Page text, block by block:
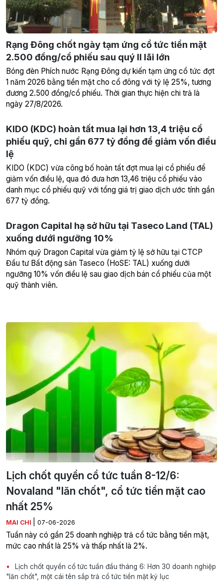
Rạng Đông chốt ngày tạm ứng cổ tức tiền mặt
2.500 đồng/cổ phiếu sau quý II lãi lớn
Bóng đèn Phích nước Rạng Đông dự kiến tạm ứng cổ tức đợt
1 năm 2026 bằng tiền mặt cho cổ đông với tỷ lệ 25%, tương
đương 2.500 đồng/cổ phiếu. Thời gian thực hiện chi trả là
ngày 27/8/2026.
KIDO (KDC) hoàn tất mua lại hơn 13,4 triệu cổ
phiếu quỹ, chi gần 677 tỷ đồng để giảm vốn điều
lệ
KIDO (KDC) vừa công bố hoàn tất đợt mua lại cổ phiếu để
giảm vốn điều lệ, qua đó đưa hơn 13,46 triệu cổ phiếu vào
danh mục cổ phiếu quỹ với tổng giá trị giao dịch ước tính gần
677 tỷ đồng.
Dragon Capital hạ sở hữu tại Taseco Land (TAL)
xuống dưới ngưỡng 10%
Nhóm quỹ Dragon Capital vừa giảm tỷ lệ sở hữu tại CTCP
Đầu tư Bất động sản Taseco (HoSE: TAL) xuống dưới
ngưỡng 10% vốn điều lệ sau giao dịch bán cổ phiếu của một
quỹ thành viên.
Lịch chốt quyền cổ tức tuần 8-12/6:
Novaland "lăn chốt", cổ tức tiền mặt cao
nhất 25%
MAI CHI 07-06-2026
Tuần này có gần 25 doanh nghiệp trả cổ tức bằng tiền mặt,
mức cao nhất là 25% và thấp nhất là 2%.
Lịch chốt quyền cổ tức tuần đầu tháng 6: Hơn 30 doanh nghiệp
"lăn chốt", một cái tên sắp trả cổ tức tiền mặt kỷ lục